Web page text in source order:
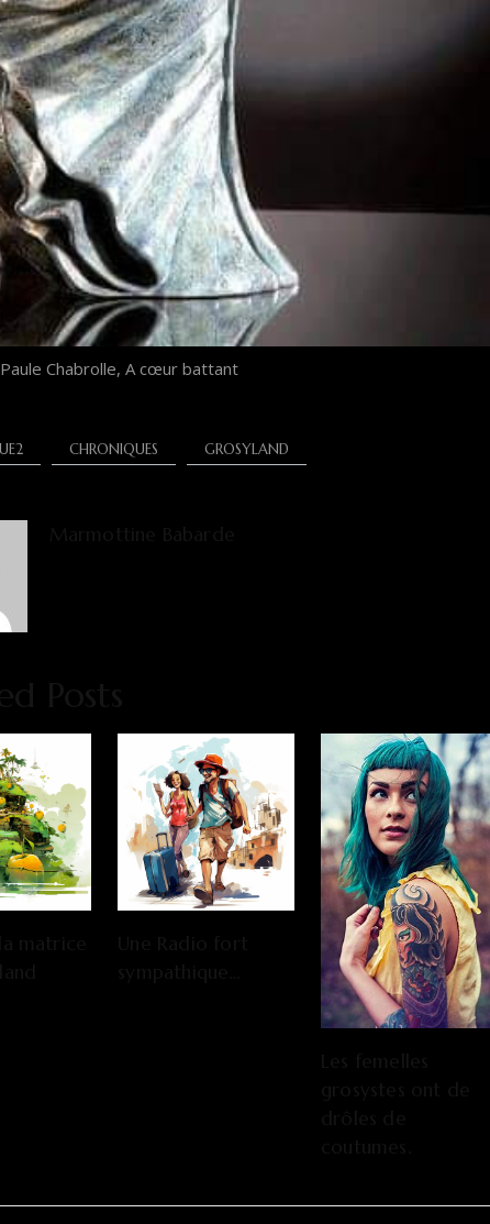
Chabrolle, A cœur battant
CHRONIQUES GROSYLAND